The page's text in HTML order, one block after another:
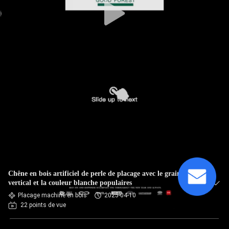
Chêne en bois artificiel de perle de placage avec le grain
vertical et la couleur blanche populaires
Placage machiné en bois
2025-04-10
22 points de vue